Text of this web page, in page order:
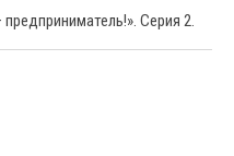
Серия 2.